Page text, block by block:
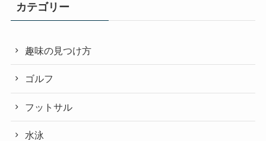
カテゴリー
趣味の見つけ方
ゴルフ
フットサル
水泳